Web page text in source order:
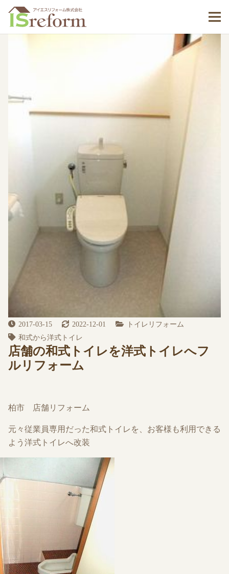
2017-03-15 2022-12-01
トイレリフォーム
和式から洋式トイレ
店舗の和式トイレを洋式トイレへフ
ルリフォーム
柏市 店舗リフォーム
元々従業員専用だった和式トイレを、お客様も利用できる
よう洋式トイレへ改装